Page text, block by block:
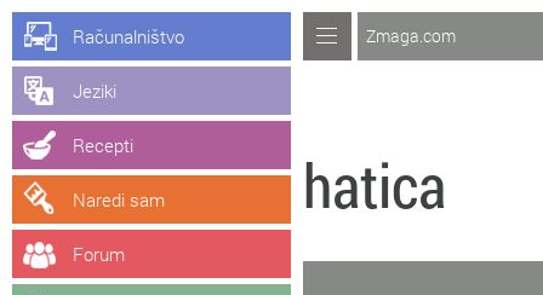
Računalništvo
Jeziki
Recepti
Naredi sam
Forum
Zmaga.com
hatica